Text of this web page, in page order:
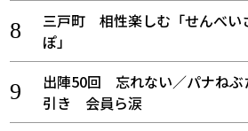
三戸町 相性楽しむ「せんべい
ぽ」
出陣50回 忘れない／パナねぶ
引き 会員ら涙